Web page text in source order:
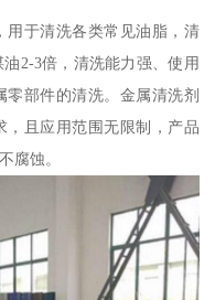
用于清洗各类常见油脂，清
2-3倍，清洗能力强、使用
零部件的清洗。金属清洗剂
，且应用范围无限制，产品
腐蚀。